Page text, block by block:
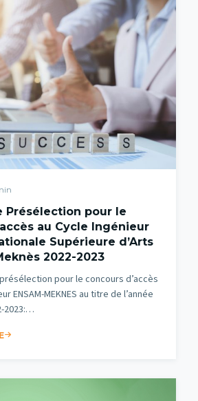
Présélection pour le
au Cycle Ingénieur
Supérieure d’Arts
2022-2023
pour le concours d’accès
ENSAM-MEKNES au titre de l’année
2023:…